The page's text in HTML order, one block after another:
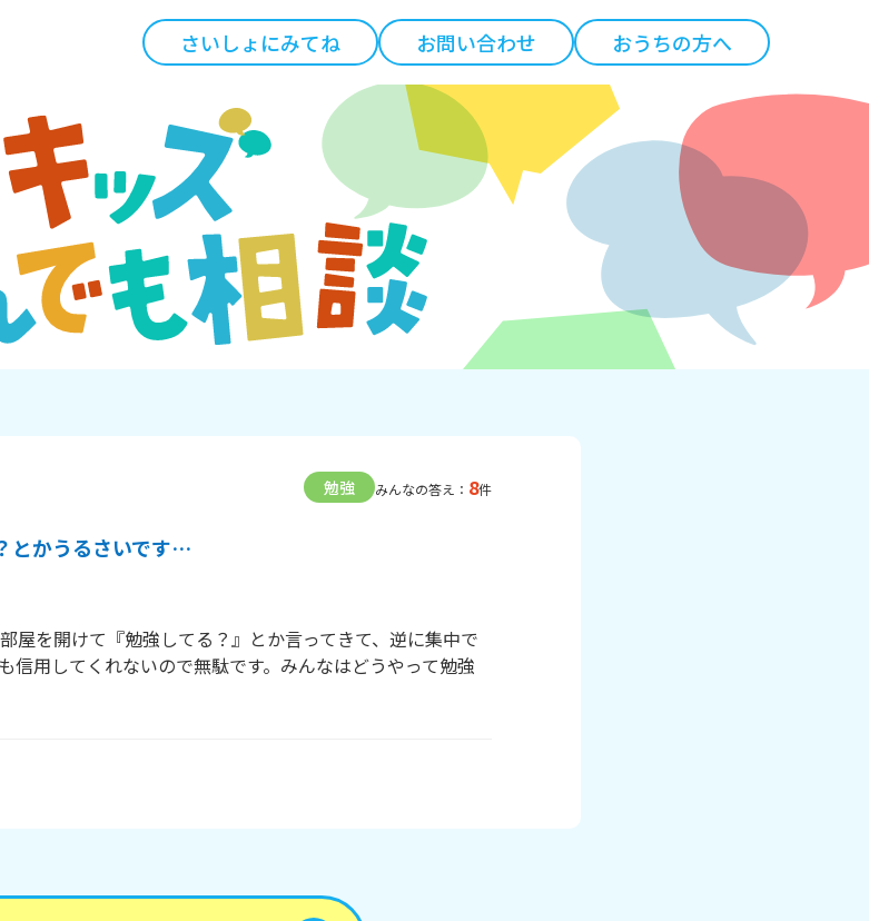
さいしょにみてね お問い合わせ おうちの方へ
勉強 みんなの答え： 8件
とかうるさいです…
屋を開けて『勉強してる？』とか言ってきて、逆に集中で
信用してくれないので無駄です。みんなはどうやって勉強